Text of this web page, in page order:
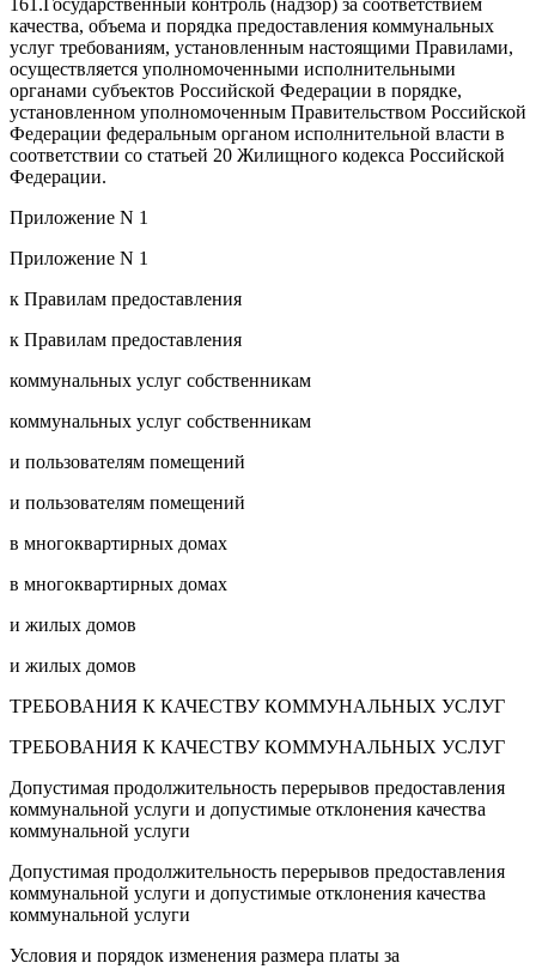
качества, объема и порядка предоставления коммунальных
услуг требованиям, установленным настоящими Правилами,
осуществляется уполномоченными исполнительными
органами субъектов Российской Федерации в порядке,
установленном уполномоченным Правительством Российской
Федерации федеральным органом исполнительной власти в
соответствии со статьей 20 Жилищного кодекса Российской
Федерации.
Приложение N 1
Приложение N 1
к Правилам предоставления
к Правилам предоставления
коммунальных услуг собственникам
коммунальных услуг собственникам
и пользователям помещений
и пользователям помещений
в многоквартирных домах
в многоквартирных домах
и жилых домов
и жилых домов
ТРЕБОВАНИЯ К КАЧЕСТВУ КОММУНАЛЬНЫХ УСЛУГ
ТРЕБОВАНИЯ К КАЧЕСТВУ КОММУНАЛЬНЫХ УСЛУГ
Допустимая продолжительность перерывов предоставления
коммунальной услуги и допустимые отклонения качества
коммунальной услуги
Допустимая продолжительность перерывов предоставления
коммунальной услуги и допустимые отклонения качества
коммунальной услуги
Условия и порядок изменения размера платы за